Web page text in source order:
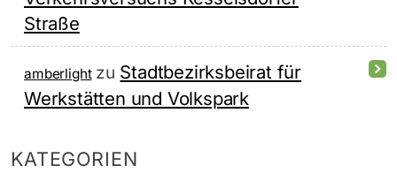
Straße
amberlightzu Stadtbezirksbeirat für
Werkstätten und Volkspark
KATEGORIEN